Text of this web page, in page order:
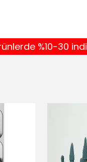
%10-30 indirim